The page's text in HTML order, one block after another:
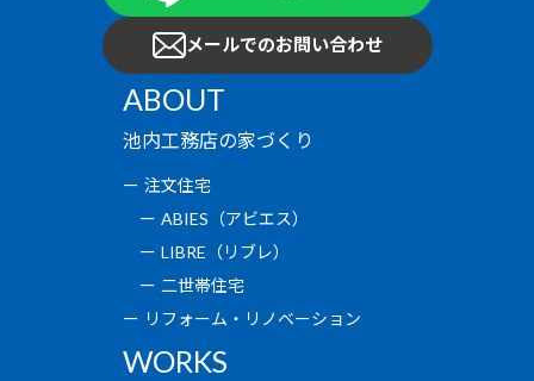
メールでのお問い合わせ
ABOUT
池内工務店の家づくり
注文住宅
ABIES（アビエス）
LIBRE（リブレ）
二世帯住宅
リフォーム・リノベーション
WORKS